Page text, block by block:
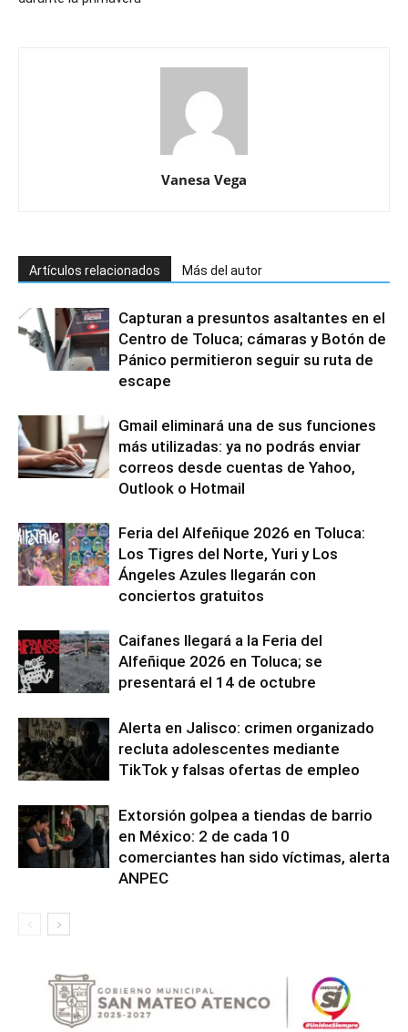
Vanesa Vega
Artículos relacionados Más del autor
Capturan a presuntos asaltantes en el
Centro de Toluca; cámaras y Botón de
Pánico permitieron seguir su ruta de
escape
Gmail eliminará una de sus funciones
más utilizadas: ya no podrás enviar
correos desde cuentas de Yahoo,
Outlook o Hotmail
Feria del Alfeñique 2026 en Toluca:
Los Tigres del Norte, Yuri y Los
Ángeles Azules llegarán con
conciertos gratuitos
Caifanes llegará a la Feria del
Alfeñique 2026 en Toluca; se
presentará el 14 de octubre
Alerta en Jalisco: crimen organizado
recluta adolescentes mediante
TikTok y falsas ofertas de empleo
Extorsión golpea a tiendas de barrio
en México: 2 de cada 10
comerciantes han sido víctimas, alerta
ANPEC